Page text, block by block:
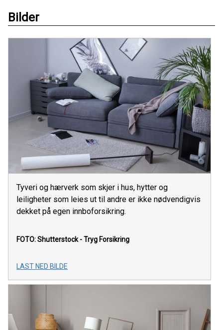
Bilder
Tyveri og hærverk som skjer i hus, hytter og
leiligheter som leies ut til andre er ikke nødvendigvis
dekket på egen innboforsikring.
FOTO: Shutterstock - Tryg Forsikring
LAST NED BILDE